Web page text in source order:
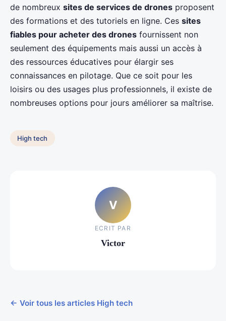
de nombreux sites de services de drones proposent
des formations et des tutoriels en ligne. Ces sites
fiables pour acheter des drones fournissent non
seulement des équipements mais aussi un accès à
des ressources éducatives pour élargir ses
connaissances en pilotage. Que ce soit pour les
loisirs ou des usages plus professionnels, il existe de
nombreuses options pour jours améliorer sa maîtrise.
High tech
V
ECRIT PAR
Victor
← Voir tous les articles High tech